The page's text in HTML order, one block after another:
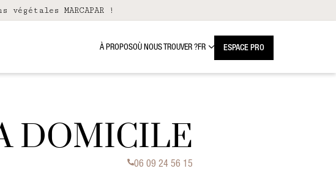
MARCAPAR !
À PROPOSOÙ NOUS TROUVER ?FR ESPACE PRO
DOMICILE
06 09 24 56 15